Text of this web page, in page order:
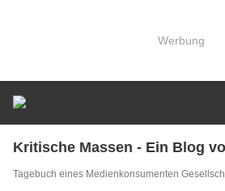
Werbung
Kritische Massen - Ein Blog
Tagebuch eines Medienkonsumenten